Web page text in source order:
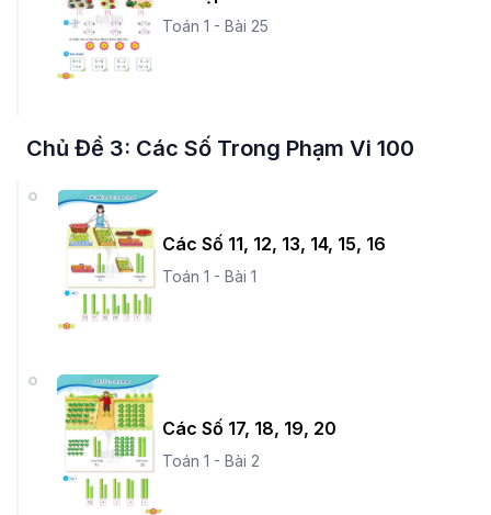
Toán 1 - Bài 25
Chủ Đề 3: Các Số Trong Phạm Vi 100
Các Số 11, 12, 13, 14, 15, 16
Toán 1 - Bài 1
Các Số 17, 18, 19, 20
Toán 1 - Bài 2